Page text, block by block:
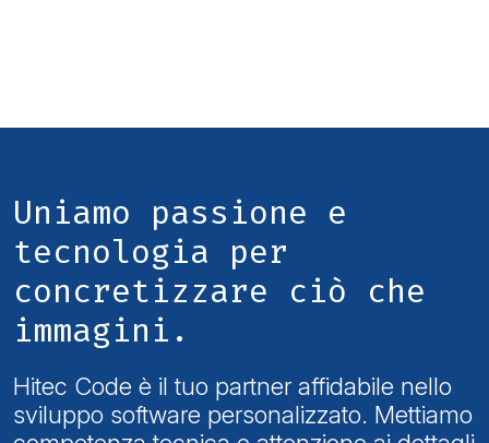
Uniamo passione e
tecnologia per
concretizzare ciò che
immagini.
Hitec Code è il tuo partner affidabile nello
sviluppo software personalizzato. Mettiamo